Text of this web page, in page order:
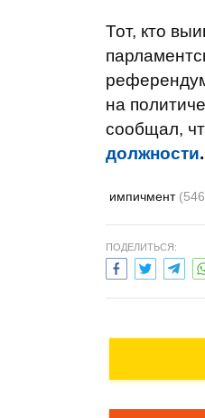
Тот, кто
на
сообщал,
должности.
импичмент
ПОДЕЛИТЬСЯ: